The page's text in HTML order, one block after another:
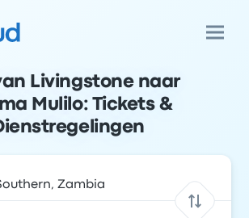
Livingstone naar
Mulilo: Tickets &